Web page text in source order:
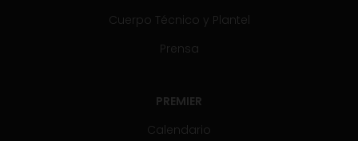
Cuerpo Técnico y Plantel
Prensa
PREMIER
Calendario